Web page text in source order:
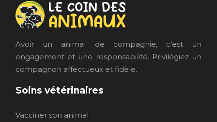
Avoir un animal de compagnie, c’est un
engagement et une responsabilité. Privilégiez un
compagnon affectueux et fidèle.
Soins vétérinaires
Vacciner son animal